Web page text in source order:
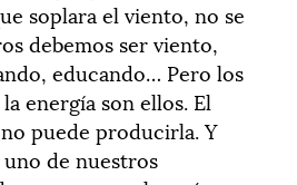
soplara el viento, no se
debemos ser viento,
educando… Pero los
energía son ellos. El
puede producirla. Y
de nuestros